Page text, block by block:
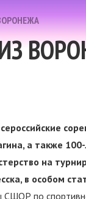
а также
на
в особом
СШОР по